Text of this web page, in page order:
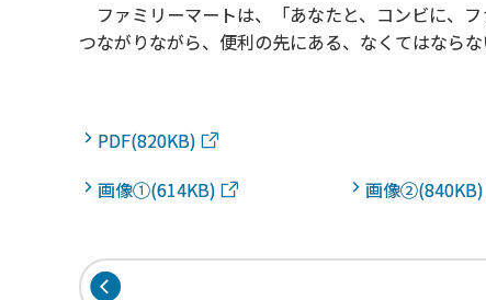
ファミリーマートは、「あなたと、コンビに、
つながりながら、便利の先にある、なくてはならな
PDF(820KB)
画像①(614KB)
画像